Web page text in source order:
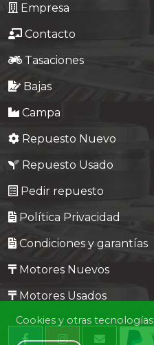
Empresa
Contacto
Tasaciones
Bajas
Campa
Repuesto Nuevo
Repuesto Usado
Pedir repuesto
Política Privacidad
Condiciones y garantías
Motores Nuevos
Motores Usados
Cookies y otras tecnologías